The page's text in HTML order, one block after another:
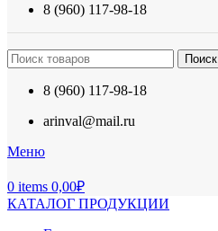
8 (960) 117-98-18
Поиск
8 (960) 117-98-18
arinval@mail.ru
Меню
0 items 0,00₽
КАТАЛОГ ПРОДУКЦИИ